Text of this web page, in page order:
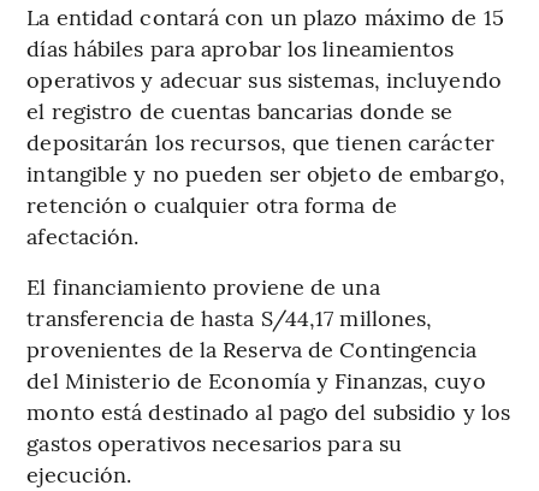
La entidad contará con un plazo máximo de 15
días hábiles para aprobar los lineamientos
operativos y adecuar sus sistemas, incluyendo
el registro de cuentas bancarias donde se
depositarán los recursos, que tienen carácter
intangible y no pueden ser objeto de embargo,
retención o cualquier otra forma de
afectación.
El financiamiento proviene de una
transferencia de hasta S/44,17 millones,
provenientes de la Reserva de Contingencia
del Ministerio de Economía y Finanzas, cuyo
monto está destinado al pago del subsidio y los
gastos operativos necesarios para su
ejecución.